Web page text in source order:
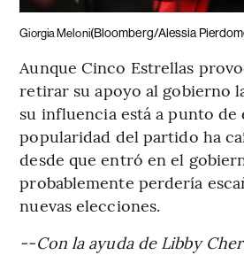
Giorgia Meloni(Bloomberg/Alessia
Aunque Cinco Estrellas
retirar su apoyo al gobierno
su influencia está a punto de
popularidad del partido ha
desde que entró en el
probablemente perdería
nuevas elecciones.
--Con la ayuda de Libby